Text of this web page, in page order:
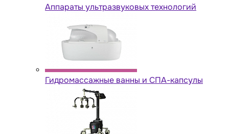
Аппараты ультразвуковых технологий
Гидромассажные ванны и СПА-капсулы